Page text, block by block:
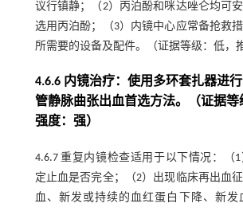
议行镇静；（2）丙泊酚和咪达唑仑均可
选用丙泊酚；（3）内镜中心应常备抢救
所需要的设备及配件。（证据等级：低，
4.6.6 内镜治疗：使用多环套扎器进
管静脉曲张出血首选方法。（证据等
强度：强）
4.6.7 重复内镜检查适用于以下情况：（
定止血是否完全；（2）出现临床再出血
血、新发或持续的血红蛋白下降、新发